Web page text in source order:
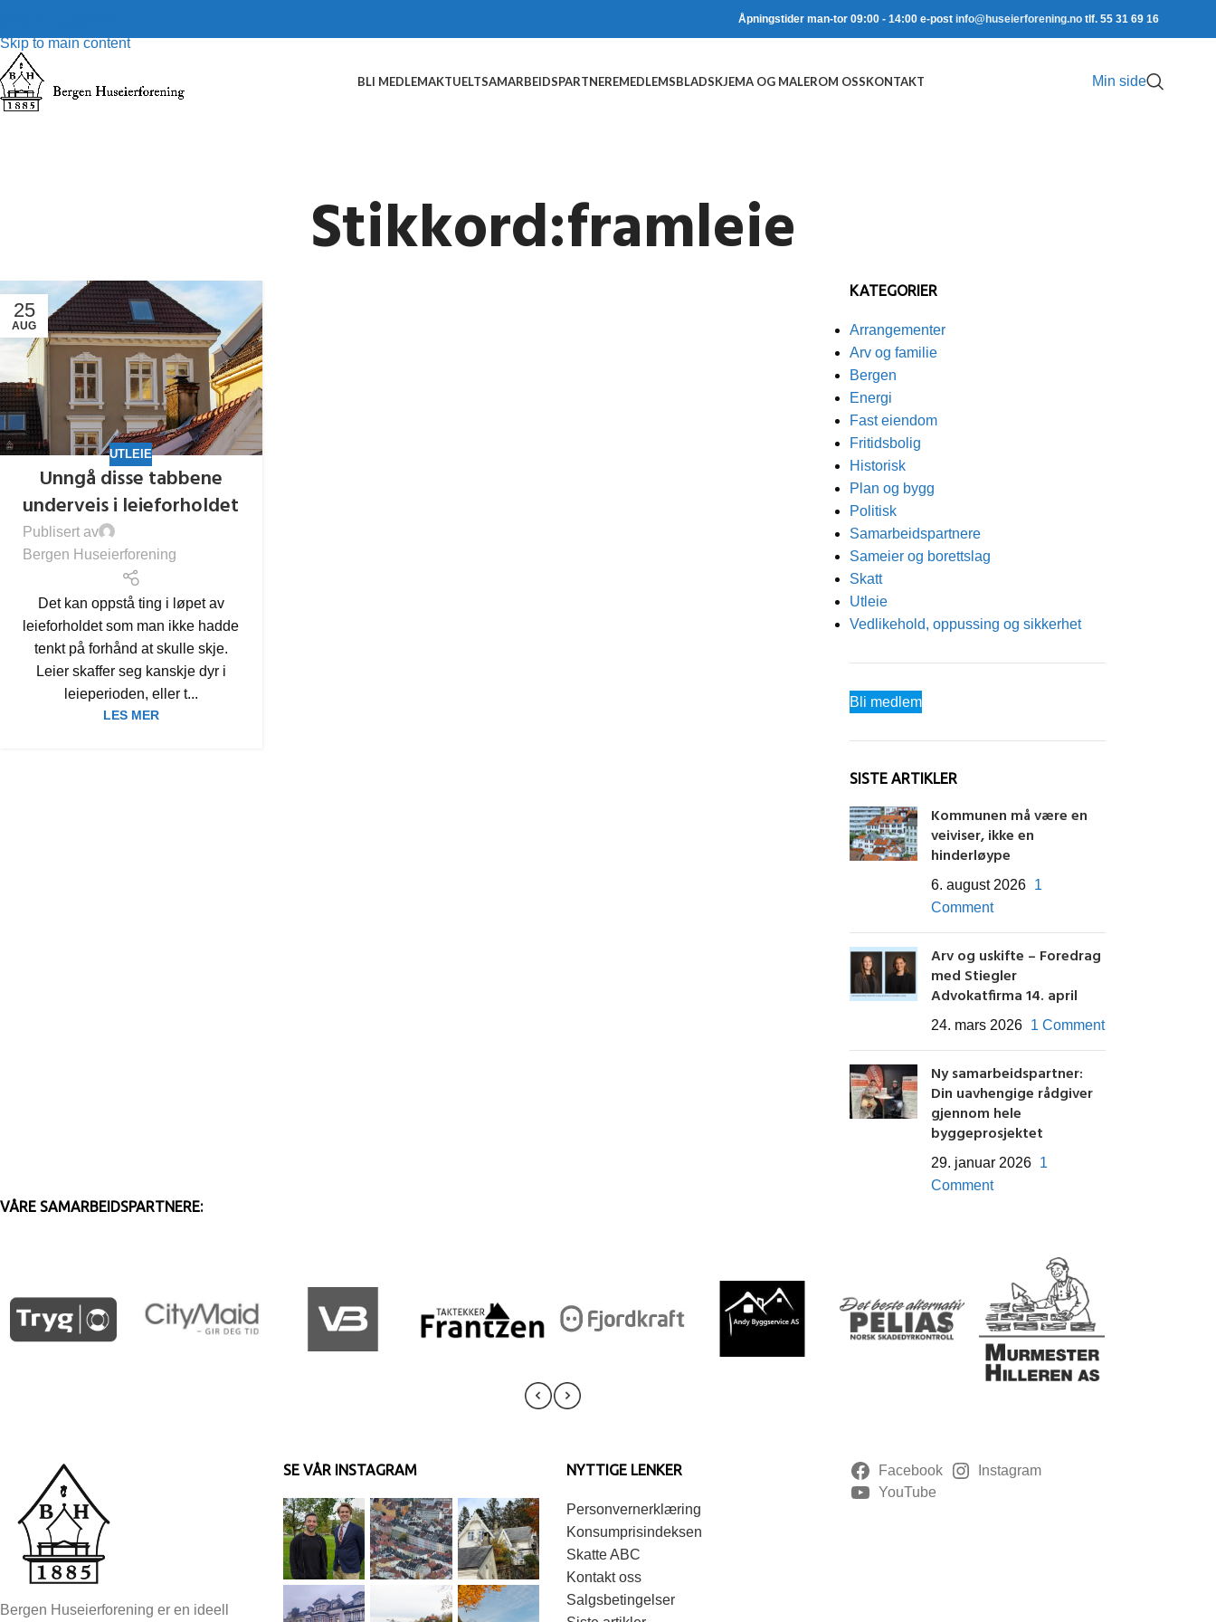
Skip to main content
Åpningstider man-tor 09:00 - 14:00 e-post info@huseierforening.notlf. 55 31 69 16
BLI MEDLEMAKTUELTSAMARBEIDSPARTNEREMEDLEMSBLADSKJEMA OG MALEROM OSSKONTAKT Min side
Stikkord:framleie
25
AUG
UTLEIE
Unngå disse tabbene
underveis i leieforholdet
Publisert av
Bergen Huseierforening
Det kan oppstå ting i løpet av
leieforholdet som man ikke hadde
tenkt på forhånd at skulle skje.
Leier skaffer seg kanskje dyr i
leieperioden, eller t...
LES MER
KATEGORIER
Arrangementer
Arv og familie
Bergen
Energi
Fast eiendom
Fritidsbolig
Historisk
Plan og bygg
Politisk
Samarbeidspartnere
Sameier og borettslag
Skatt
Utleie
Vedlikehold, oppussing og sikkerhet
Bli medlem
SISTE ARTIKLER
Kommunen må være en
veiviser, ikke en
hinderløype
6. august 2026 1
Comment
Arv og uskifte – Foredrag
med Stiegler
Advokatfirma 14. april
24. mars 2026 1 Comment
Ny samarbeidspartner:
Din uavhengige rådgiver
gjennom hele
byggeprosjektet
29. januar 2026 1
Comment
VÅRE SAMARBEIDSPARTNERE:
Bergen Huseierforening er en ideell
SE VÅR INSTAGRAM NYTTIGE LENKER
Personvernerklæring
Konsumprisindeksen
Skatte ABC
Kontakt oss
Salgsbetingelser
Facebook
Instagram
YouTube